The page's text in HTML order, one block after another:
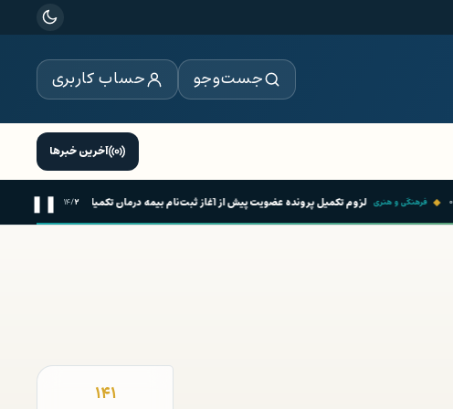
جست‌وجو حساب کاربری
آخرین خبرها
لزوم تکمیل پرونده عضویت پیش از آغاز ثبت‌نام بیمه درمان تکمیلی صندوق اعتباری هنر۰۱:۵۳۲/۱۴ ❚❚
۱۴۱